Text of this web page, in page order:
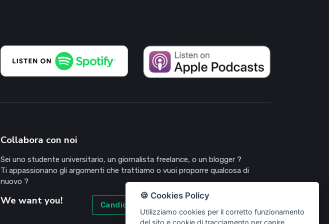
Collabora con noi
Sei uno studente universitario, un giornalista freelance, o un blogger ?
Ti appassionano gli argomenti che trattiamo o vuoi proporre qualcosa di
nuovo ?
We want you! Candidati
🍪 Cookies Policy
Utilizziamo cookies per il corretto funzionamento
del sito e cookie di tracciamento per capire